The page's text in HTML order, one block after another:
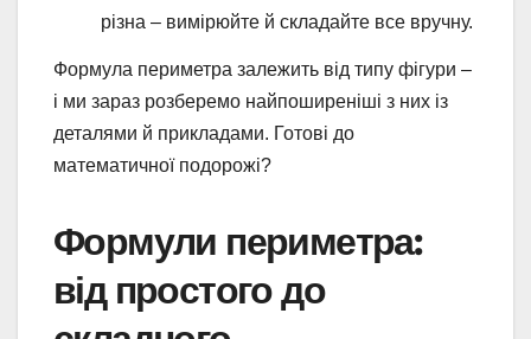
різна – вимірюйте й складайте все вручну.
Формула периметра залежить від типу фігури –
і ми зараз розберемо найпоширеніші з них із
деталями й прикладами. Готові до
математичної подорожі?
Формули периметра:
від простого до